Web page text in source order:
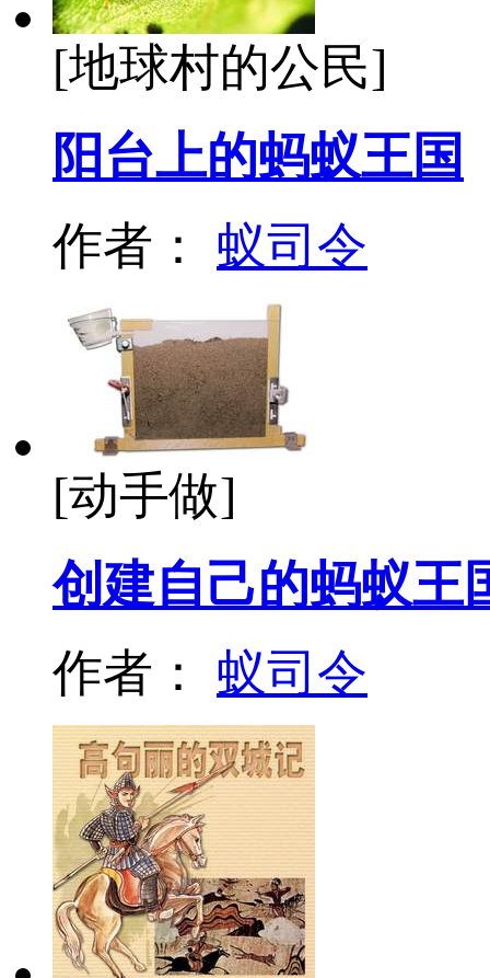
[地球村的公民]
阳台上的蚂蚁王国
作者： 蚁司令
[动手做]
创建自己的蚂蚁王
作者： 蚁司令